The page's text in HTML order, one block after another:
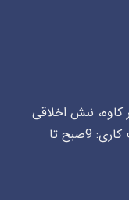
کاوه، نبش اخلاقی
غربی، پلاک29، واحد6، طبقه سوم - ساعت کاری: 9صبح تا